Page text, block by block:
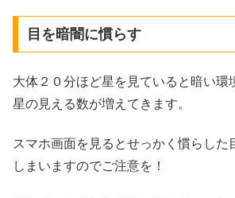
目を暗闇に慣らす
大体２０分ほど星を見ていると暗い環
星の見える数が増えてきます。
スマホ画面を見るとせっかく慣らした
しまいますのでご注意を！